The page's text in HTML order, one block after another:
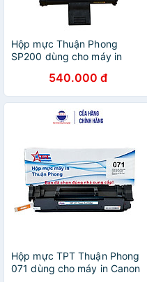
Hộp mực Thuận Phong
SP200 dùng cho máy in
202SN/ 203SF/ 203SFN/
210/ 210SU/ 212SFNw/
212SFw - Hàng Chính Hãng
540.000 đ
Hộp mực TPT Thuận Phong
071 dùng cho máy in Canon